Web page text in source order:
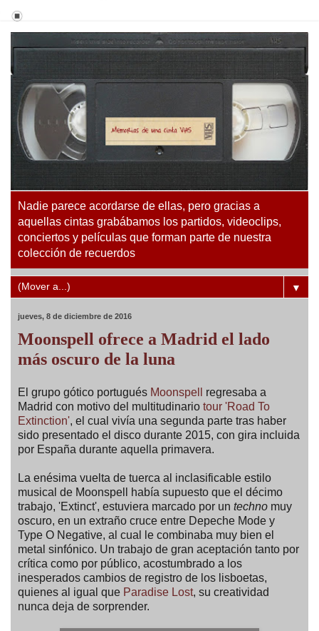
Nadie parece acordarse de ellas, pero gracias a
aquellas cintas grabábamos los partidos, videoclips,
conciertos y películas que forman parte de nuestra
colección de recuerdos
▼
jueves, 8 de diciembre de 2016
Moonspell ofrece a Madrid el lado
más oscuro de la luna
El grupo gótico portugués Moonspell
regresaba a
Madrid con motivo del multitudinario tour 'Road To
Extinction', el cual vivía una segunda parte tras haber
sido presentado el disco durante 2015, con gira incluida
por España durante aquella primavera.
La enésima vuelta de tuerca al inclasificable estilo
musical de Moonspell había supuesto que el décimo
trabajo, 'Extinct', estuviera marcado por un techno muy
oscuro, en un extraño cruce entre Depeche Mode y
Type O Negative, al cual le combinaba muy bien el
metal sinfónico. Un trabajo de gran aceptación tanto por
crítica como por público, acostumbrado a los
inesperados cambios de registro de los lisboetas,
quienes al igual que Paradise Lost, su creatividad
nunca deja de sorprender.